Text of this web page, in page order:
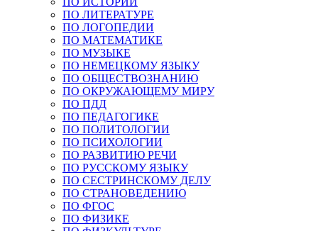
ПО ЛИТЕРАТУРЕ
ПО ЛОГОПЕДИИ
ПО МАТЕМАТИКЕ
ПО МУЗЫКЕ
ПО НЕМЕЦКОМУ ЯЗЫКУ
ПО ОБЩЕСТВОЗНАНИЮ
ПО ОКРУЖАЮЩЕМУ МИРУ
ПО ПДД
ПО ПЕДАГОГИКЕ
ПО ПОЛИТОЛОГИИ
ПО ПСИХОЛОГИИ
ПО РАЗВИТИЮ РЕЧИ
ПО РУССКОМУ ЯЗЫКУ
ПО СЕСТРИНСКОМУ ДЕЛУ
ПО СТРАНОВЕДЕНИЮ
ПО ФГОС
ПО ФИЗИКЕ